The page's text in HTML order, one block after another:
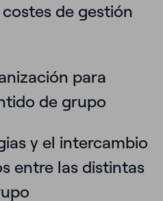
de gestión
para
de grupo
y el intercambio
entre las distintas